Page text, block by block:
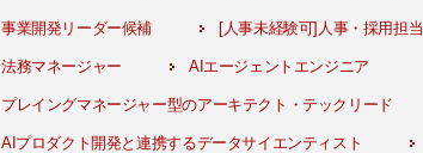
事業開発リーダー候補 [人事未経験可]人事・採用担当
法務マネージャー AIエージェントエンジニア
プレイングマネージャー型のアーキテクト・テックリード
AIプロダクト開発と連携するデータサイエンティスト